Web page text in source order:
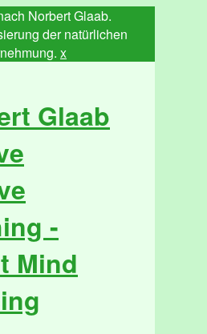
Norbert Glaab.
der natürlichen
x